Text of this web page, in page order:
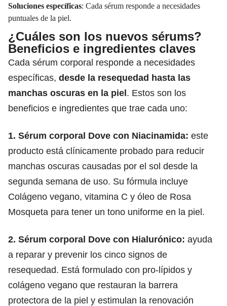
Soluciones específicas: Cada sérum responde a necesidades
puntuales de la piel.
¿Cuáles son los nuevos sérums?
Beneficios e ingredientes claves
Cada sérum corporal responde a necesidades
específicas, desde la resequedad hasta las
manchas oscuras en la piel. Estos son los
beneficios e ingredientes que trae cada uno:
1. Sérum corporal Dove con Niacinamida: este
producto está clínicamente probado para reducir
manchas oscuras causadas por el sol desde la
segunda semana de uso. Su fórmula incluye
Colágeno vegano, vitamina C y óleo de Rosa
Mosqueta para tener un tono uniforme en la piel.
2. Sérum corporal Dove con Hialurónico: ayuda
a reparar y prevenir los cinco signos de
resequedad. Está formulado con pro-lípidos y
colágeno vegano que restauran la barrera
protectora de la piel y estimulan la renovación